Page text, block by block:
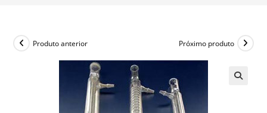
Produto anterior Próximo produto